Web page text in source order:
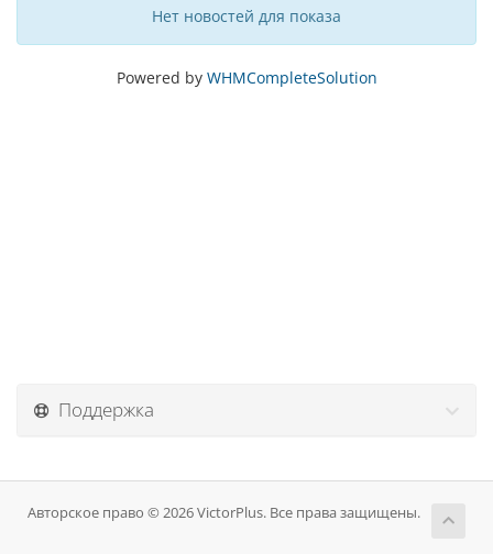
Нет новостей для показа
Powered by WHMCompleteSolution
Поддержка
Авторское право © 2026 VictorPlus. Все права защищены.